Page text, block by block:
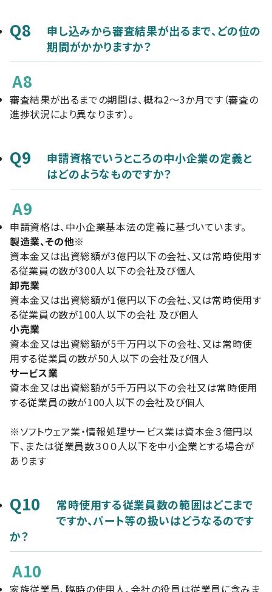
Q8
申し込みから審査結果が出るまで、どの位の
期間がかかりますか？
A8
審査結果が出るまでの期間は、概ね2～3か月です（審査の
進捗状況により異なります）。
Q9
申請資格でいうところの中小企業の定義と
はどのようなものですか？
A9
申請資格は、中小企業基本法の定義に基づいています。
製造業、その他※
資本金又は出資総額が3億円以下の会社、又は常時使用す
る従業員の数が300人以下の会社及び個人
卸売業
資本金又は出資総額が1億円以下の会社、又は常時使用す
る従業員の数が100人以下の会社 及び個人
小売業
資本金又は出資総額が5千万円以下の会社、又は常時使
用する従業員の数が50人以下の会社及び個人
サービス業
資本金又は出資総額が5千万円以下の会社又は常時使用
する従業員の数が100人以下の会社及び個人
※ソフトウェア業・情報処理サービス業は資本金３億円以
下、または従業員数３００人以下を中小企業とする場合が
あります
Q10
常時使用する従業員数の範囲はどこまで
ですか、パート等の扱いはどうなるのです
か？
A10